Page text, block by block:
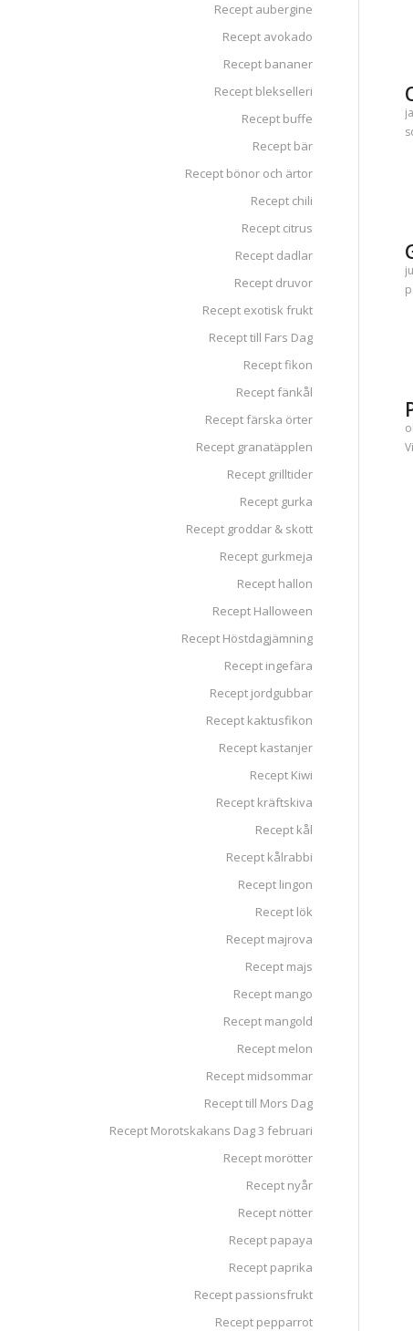
Recept aubergine
Recept avokado
Recept bananer
Recept blekselleri
Recept buffe
Recept bär
Recept bönor och ärtor
Recept chili
Recept citrus
Recept dadlar
Recept druvor
Recept exotisk frukt
Recept till Fars Dag
Recept fikon
Recept fänkål
Recept färska örter
Recept granatäpplen
Recept grilltider
Recept gurka
Recept groddar & skott
Recept gurkmeja
Recept hallon
Recept Halloween
Recept Höstdagjämning
Recept ingefära
Recept jordgubbar
Recept kaktusfikon
Recept kastanjer
Recept Kiwi
Recept kräftskiva
Recept kål
Recept kålrabbi
Recept lingon
Recept lök
Recept majrova
Recept majs
Recept mango
Recept mangold
Recept melon
Recept midsommar
Recept till Mors Dag
Recept Morotskakans Dag 3 februari
Recept morötter
Recept nyår
Recept nötter
Recept papaya
Recept paprika
Recept passionsfrukt
Recept pepparrot